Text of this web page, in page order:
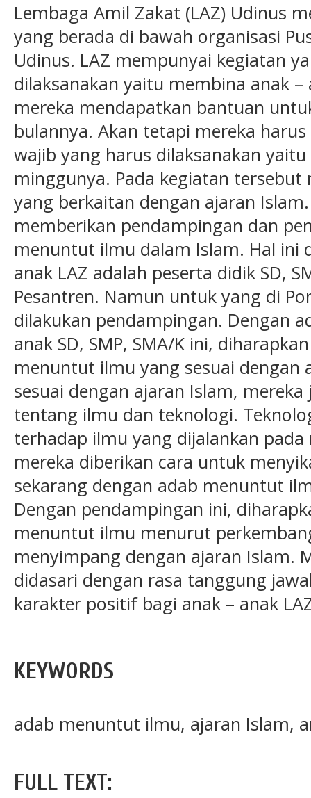
Lembaga Amil Zakat (LAZ) Udinus
yang berada di bawah organisasi
Udinus. LAZ mempunyai kegiatan
dilaksanakan yaitu membina anak
mereka mendapatkan bantuan
bulannya. Akan tetapi mereka
wajib yang harus dilaksanakan
minggunya. Pada kegiatan
yang berkaitan dengan ajaran
memberikan pendampingan dan
menuntut ilmu dalam Islam. Hal ini
anak LAZ adalah peserta didik SD,
Pesantren. Namun untuk yang di
dilakukan pendampingan. Dengan
anak SD, SMP, SMA/K ini,
menuntut ilmu yang sesuai dengan
sesuai dengan ajaran Islam,
tentang ilmu dan teknologi.
terhadap ilmu yang dijalankan
mereka diberikan cara untuk
sekarang dengan adab menuntut
Dengan pendampingan ini,
menuntut ilmu menurut
menyimpang dengan ajaran Islam.
didasari dengan rasa tanggung
karakter positif bagi anak – anak
KEYWORDS
adab menuntut ilmu, ajaran Islam,
FULL TEXT: